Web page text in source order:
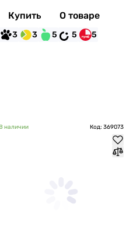
Купить О товаре
3 3 5 5 5
В наличии Код: 369073